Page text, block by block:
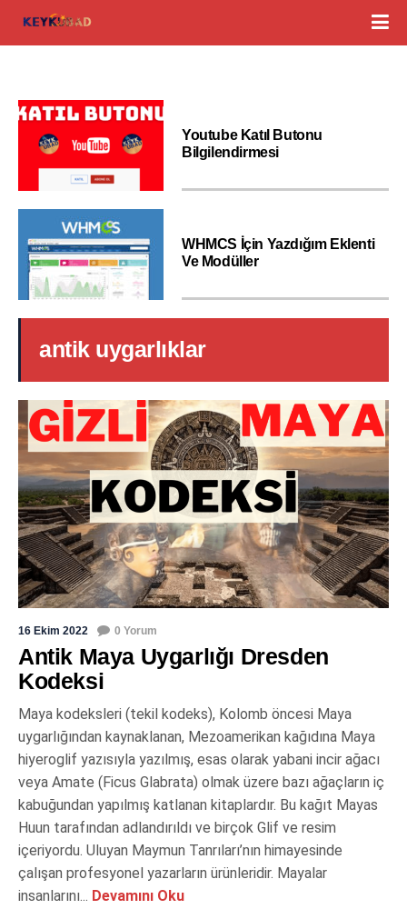
Youtube Katıl Butonu
Bilgilendirmesi
WHMCS İçin Yazdığım Eklenti
Ve Modüller
antik uygarlıklar
16 Ekim 2022 0 Yorum
Antik Maya Uygarlığı Dresden
Kodeksi
Maya kodeksleri (tekil kodeks), Kolomb öncesi Maya
uygarlığından kaynaklanan, Mezoamerikan kağıdına Maya
hiyeroglif yazısıyla yazılmış, esas olarak yabani incir ağacı
veya Amate (Ficus Glabrata) olmak üzere bazı ağaçların iç
kabuğundan yapılmış katlanan kitaplardır. Bu kağıt Mayas
Huun tarafından adlandırıldı ve birçok Glif ve resim
içeriyordu. Uluyan Maymun Tanrıları’nın himayesinde
çalışan profesyonel yazarların ürünleridir. Mayalar
insanlarını... Devamını Oku